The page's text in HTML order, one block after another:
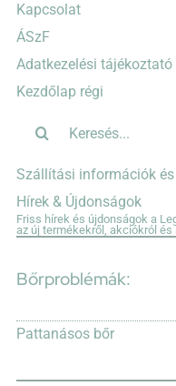
Kapcsolat
ÁSzF
Adatkezelési tájékoztató
Kezdőlap régi
Szállítási információk
Hírek & Újdonságok
Friss hírek és újdonságok a
az új termékekről, akciókról
Bőrproblémák:
Pattanásos bőr